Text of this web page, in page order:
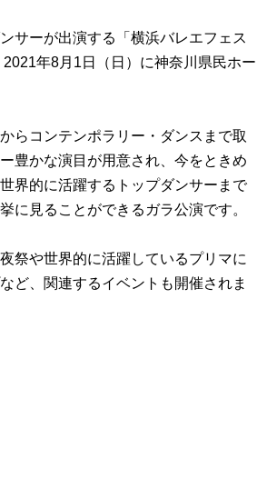
サーが出演する「横浜バレエフェス
年8月1日（日）に神奈川県民ホー
らコンテンポラリー・ダンスまで取
豊かな演目が用意され、今をときめ
界的に活躍するトップダンサーまで
に見ることができるガラ公演です。
祭や世界的に活躍しているプリマに
ど、関連するイベントも開催されま